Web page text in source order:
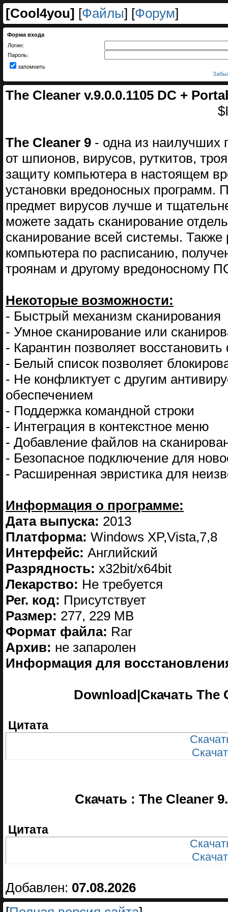
[Cool4you] [Файлы] [Форум]
Форма входа
Логин:
Пароль:
запомнить
The Cleaner v.9.0.0.1105 DC +
The Cleaner 9 - одна из наилучших
от шпионов, вирусов, руткитов,
защиту компьютера в настоящем
установки вредоносных программ.
предмет вирусов лучше и
можете задать сканирование
сканирование всей системы. Также
компьютера по расписанию,
троянам и другому вредоносному
Некоторые возможности:
- Быстрый механизм сканирования
- Умное сканирование или
- Карантин позволяет
- Белый список позволяет
- Не конфликтует с другим
обеспечением
- Поддержка командной строки
- Интеграция в контекстное меню
- Добавление файлов на
- Безопасное подключение для
- Расширенная эвристика для
Информация о программе:
Дата выпуска: 2013
Платформа: Windows XP,Vista,7,8
Интерфейс: Английский
Разрядность: х32bit/х64bit
Лекарство: Не требуется
Рег. код: Присутствует
Размер: 277, 229 MB
Формат файла: Rar
Aрхив: не запаролен
Информация для
Download|Скачать The
Цитата
Скачать : The Cleaner
Цитата
Добавлен: 07.08.2026